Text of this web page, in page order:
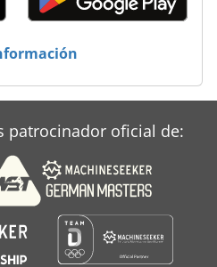
patrocinador oficial de: